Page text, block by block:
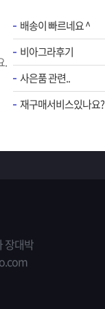
.
배송이 빠르네요 ^
비아그라후기
사은품 관련..
재구매서비스있나요?
장대박